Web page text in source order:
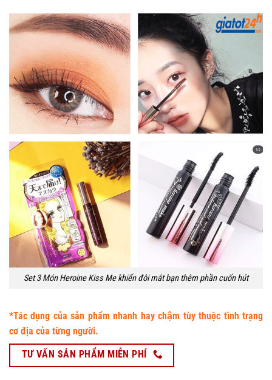
Set 3 Món Heroine Kiss Me khiến đôi mắt bạn thêm phần cuốn hút
*Tác dụng của sản phẩm nhanh hay chậm tùy thuộc tình trạng
cơ địa của từng người.
TƯ VẤN SẢN PHẨM MIỄN PHÍ